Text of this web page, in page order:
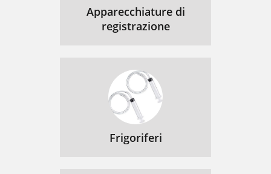
Apparecchiature di
registrazione
Frigoriferi